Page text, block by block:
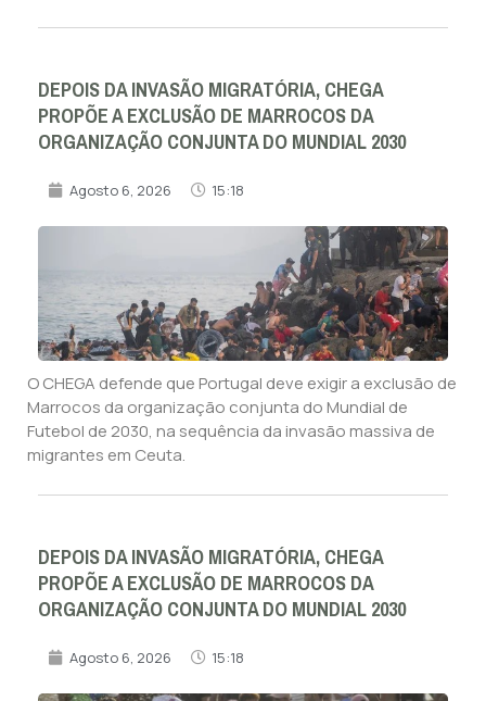
DEPOIS DA INVASÃO MIGRATÓRIA, CHEGA
PROPÕE A EXCLUSÃO DE MARROCOS DA
ORGANIZAÇÃO CONJUNTA DO MUNDIAL 2030
Agosto 6, 2026 15:18
O CHEGA defende que Portugal deve exigir a exclusão de
Marrocos da organização conjunta do Mundial de
Futebol de 2030, na sequência da invasão massiva de
migrantes em Ceuta.
DEPOIS DA INVASÃO MIGRATÓRIA, CHEGA
PROPÕE A EXCLUSÃO DE MARROCOS DA
ORGANIZAÇÃO CONJUNTA DO MUNDIAL 2030
Agosto 6, 2026 15:18